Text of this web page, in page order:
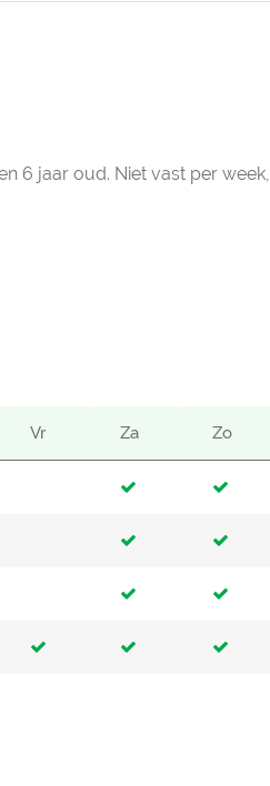
6 jaar oud. Niet vast per week,
Vr Za Zo